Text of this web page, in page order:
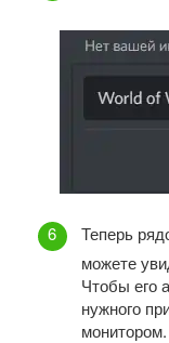
Теперь
можете
Чтобы его
нужного
монитором.